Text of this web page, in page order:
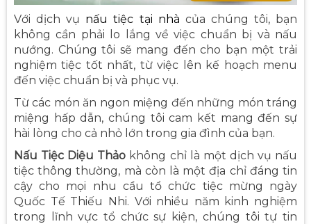
Với dịch vụ nấu tiệc tại nhà của chúng tôi, bạn
không cần phải lo lắng về việc chuẩn bị và nấu
nướng. Chúng tôi sẽ mang đến cho bạn một trải
nghiệm tiệc tốt nhất, từ việc lên kế hoạch menu
đến việc chuẩn bị và phục vụ.
Từ các món ăn ngon miệng đến những món tráng
miệng hấp dẫn, chúng tôi cam kết mang đến sự
hài lòng cho cả nhỏ lớn trong gia đình của bạn.
Nấu Tiệc Diệu Thảo không chỉ là một dịch vụ nấu
tiệc thông thường, mà còn là một địa chỉ đáng tin
cậy cho mọi nhu cầu tổ chức tiệc mừng ngày
Quốc Tế Thiếu Nhi. Với nhiều năm kinh nghiệm
trong lĩnh vực tổ chức sự kiện, chúng tôi tự tin